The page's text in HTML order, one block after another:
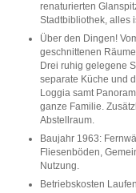
renaturierten
Stadtbibliothek, alles
Über den Dingen!
geschnittenen
Drei ruhig gelegene
separate Küche und
Loggia samt
ganze Familie.
Abstellraum.
Baujahr 1963:
Fliesenböden,
Nutzung.
Betriebskosten